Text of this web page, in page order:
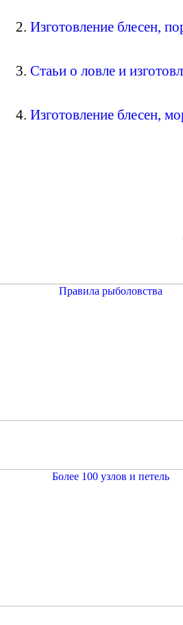
2. Изготовление блесен,
3. Стаьи о ловле и
4. Изготовление блесен,